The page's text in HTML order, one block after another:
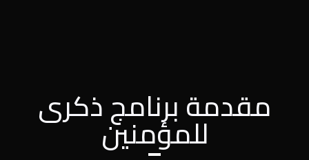
مقدمة برنامج ذكرى
للمؤمنين